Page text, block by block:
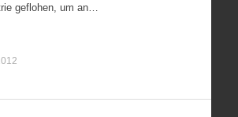
geflohen, um an…